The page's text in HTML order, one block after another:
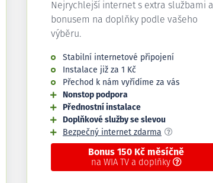
Nejrychlejší internet s extra službami a
bonusem na doplňky podle vašeho
výběru.
Stabilní internetové připojení
Instalace již za 1 Kč
Přechod k nám vyřídíme za vás
Nonstop podpora
Přednostní instalace
Doplňkové služby se slevou
Bezpečný internet zdarma
Bonus 150 Kč měsíčně
na WIA TV a doplňky